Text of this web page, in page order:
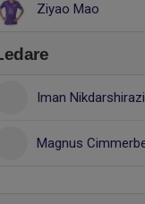
Ziyao Mao
Iman
Magnus